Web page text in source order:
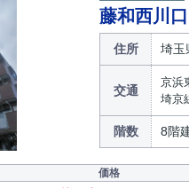
藤和西川
住所 埼玉
交通
京浜
埼京
階数 8階
価格